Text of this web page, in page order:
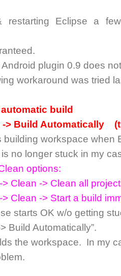
restarting Eclipse a
plugin 0.9 does
workaround was tried
build
-> Build Automatically
building workspace when
no longer stuck in my
options:
-> Clean -> Clean all
> Clean -> Start a build
starts OK w/o getting
Build Automatically”.
the workspace. In my